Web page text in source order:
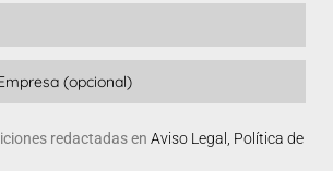
redactadas en Aviso Legal, Política de